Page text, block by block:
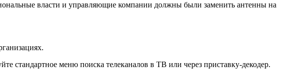
власти и управляющие компании должны были заменить антенны на
стандартное меню поиска телеканалов в ТВ или через приставку-декодер.